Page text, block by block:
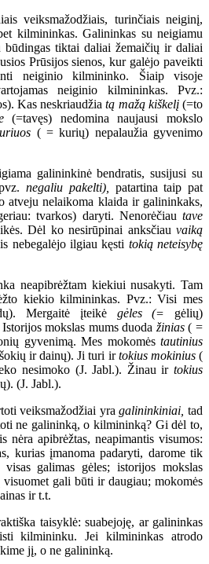
turinčiais neiginį,
kilmininkas. Galininkas su neigiamu
būdingas tiktai daliai žemaičių ir daliai
Prūsijos sienos, kur galėjo paveikti
neiginio kilmininko. Šiaip visoje
neiginio kilmininkas. Pvz.:
Kas neskriaudžiatą mažą kiškelį(=to
(=tavęs) nedomina naujausi mokslo
( = kurių) nepalaužia gyvenimo
galininkinė bendratis, susijusi su
negaliu pakelti),
patartina taip pat
atveju nelaikoma klaida ir galininkaks,
tvarkos) daryti. Nenorėčiau tave
Dėl ko nesirūpinai anksčiau vaiką
nebegalėjo ilgiau kęsti tokią neteisybę
kiekiui nusakyti. Tam
kiekio kilmininkas. Pvz.: Visi mes
Mergaitė įteikė gėles (= gėlių)
mokslas mums duoda žinias( =
gyvenimą. Mes mokomės tautinius
ir dainų). Ji turi irtokius mokinius(
nesimoko (J. Jabl.). Žinau ir tokius
(J. Jabl.).
veiksmažodžiai yragalininkiniai, tad
ne galininką, o kilmininką? Gi dėl to,
nėra apibrėžtas, neapimantis visumos:
kurias įmanoma padaryti, darome tik
galimas gėles; istorijos mokslas
gali būti ir daugiau; mokomės
ir t.t.
taisyklė: suabejoję, ar galininkas
kilmininku. Jei kilmininkas atrodo
jį, o ne galininką.